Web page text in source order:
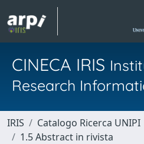
CINECA IRIS
Research
IRIS Catalogo Ricerca UNIPI
1.5 Abstract in rivista